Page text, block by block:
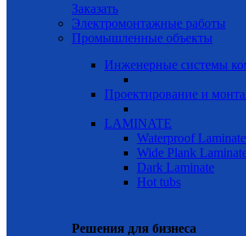
Заказать
Электромонтажные работы
Промышленные объекты
Инженерные системы
Проектирование и
LAMINATE
Waterproof Laminate
Wide Plank
Dark Laminate
Hot tubs
Решения для бизнеса